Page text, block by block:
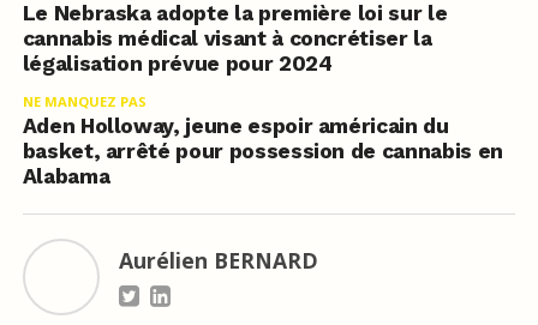
Le Nebraska adopte la première loi sur le
cannabis médical visant à concrétiser la
légalisation prévue pour 2024
NE MANQUEZ PAS
Aden Holloway, jeune espoir américain du
basket, arrêté pour possession de cannabis en
Alabama
Aurélien BERNARD